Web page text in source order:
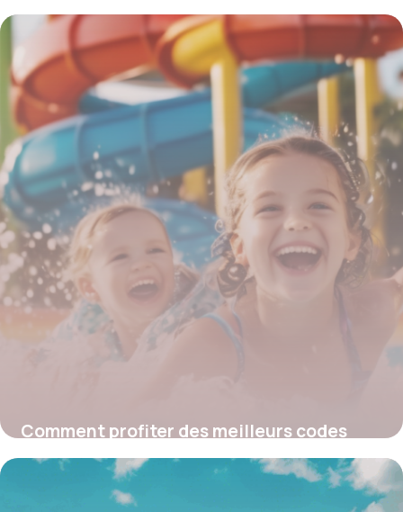
Comment profiter des meilleurs codes
promo pour Plopsaqua et faire le plein
d’économies sur vos billets